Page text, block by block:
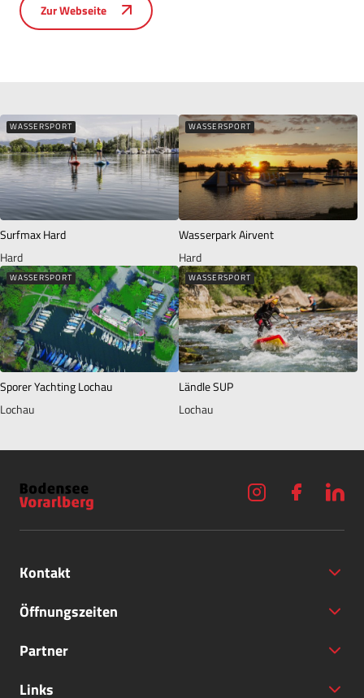
Zur Webseite
WASSERSPORT
Surfmax Hard
Hard
WASSERSPORT
Wasserpark Airvent
Hard
WASSERSPORT
Sporer Yachting Lochau
Lochau
WASSERSPORT
Ländle SUP
Lochau
Kontakt
+43 (5572) 40797
Öffnungszeiten
Partner
Links